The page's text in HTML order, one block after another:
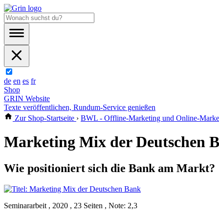
de en es fr
Shop
GRIN Website
Texte veröffentlichen, Rundum-Service genießen
Zur Shop-Startseite › BWL - Offline-Marketing und Online-
Marketing Mix der Deutschen
Wie positioniert sich die Bank am Markt?
Seminararbeit , 2020 , 23 Seiten , Note: 2,3